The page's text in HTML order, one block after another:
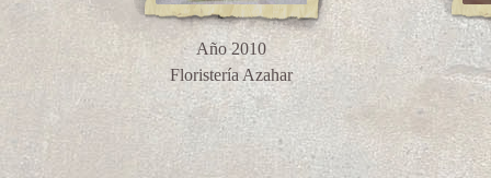
Año 2010
Floristería Azahar